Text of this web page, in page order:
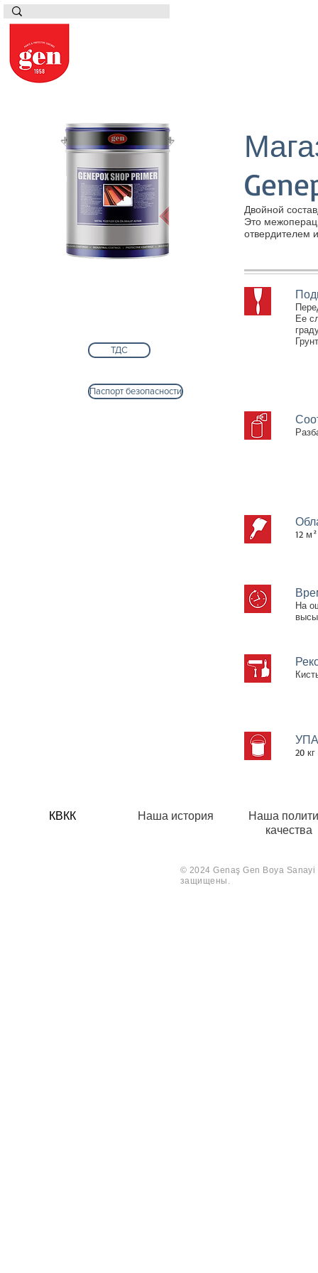
Двойной
Это
отвердителем
ТДС
Паспорт безопасности
Ее
12
На
20
Наша история
Наша
качества
КВКК
© 2024 Genaş Gen Boya
защищены.